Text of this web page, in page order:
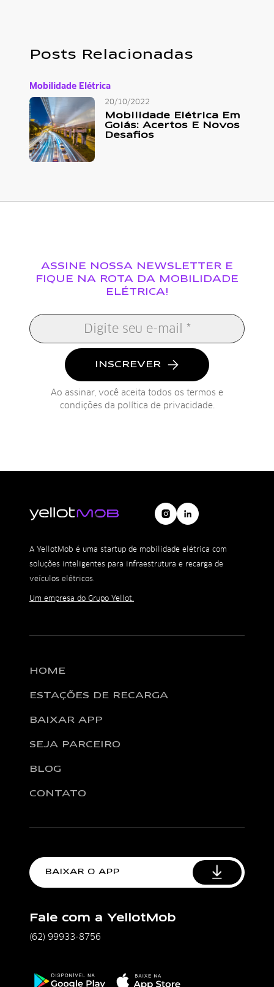
Posts Relacionadas
Mobilidade Elétrica
20/10/2022
Mobilidade Elétrica Em
Goiás: Acertos E Novos
Desafios
ASSINE NOSSA NEWSLETTER E
FIQUE NA ROTA DA MOBILIDADE
ELÉTRICA!
INSCREVER
Ao assinar, você aceita todos os termos e
condições da política de privacidade.
A YellotMob é uma startup de mobilidade elétrica com
soluções inteligentes para infraestrutura e recarga de
veículos elétricos.
Um empresa do Grupo Yellot.
HOME
ESTAÇÕES DE RECARGA
BAIXAR APP
SEJA PARCEIRO
BLOG
CONTATO
BAIXAR O APP
Fale com a YellotMob
(62) 99933-8756
Disponível na Google PlayBaixe na Apple Store